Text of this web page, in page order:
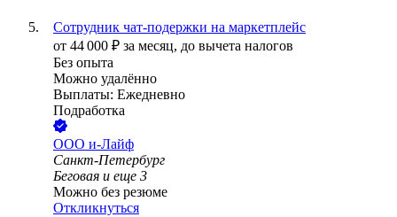
Сотрудник чат-подержки на маркетплейс
от 44 000 ₽ за месяц, до вычета налогов
Без опыта
Можно удалённо
Выплаты: Ежедневно
Подработка
ООО и-Лайф
Санкт-Петербург
Беговая и еще 3
Можно без резюме
Откликнуться